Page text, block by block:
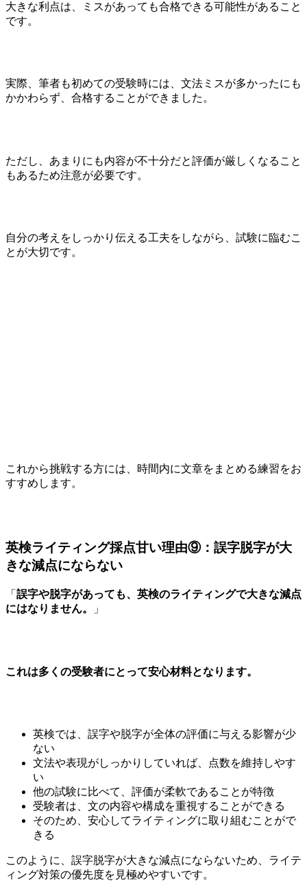
大きな利点は、ミスがあっても合格できる可能性があること
です。
実際、筆者も初めての受験時には、文法ミスが多かったにも
かかわらず、合格することができました。
ただし、あまりにも内容が不十分だと評価が厳しくなること
もあるため注意が必要です。
自分の考えをしっかり伝える工夫をしながら、試験に臨むこ
とが大切です。
これから挑戦する方には、時間内に文章をまとめる練習をお
すすめします。
英検ライティング採点甘い理由⑨：誤字脱字が大
きな減点にならない
「 誤字や脱字があっても、英検のライティングで大きな減点
にはなりません。
」
これは多くの受験者にとって安心材料となります。
英検では、誤字や脱字が全体の評価に与える影響が少
ない
文法や表現がしっかりしていれば、点数を維持しやす
い
他の試験に比べて、評価が柔軟であることが特徴
受験者は、文の内容や構成を重視することができる
そのため、安心してライティングに取り組むことがで
きる
このように、誤字脱字が大きな減点にならないため、ライテ
ィング対策の優先度を見極めやすいです。